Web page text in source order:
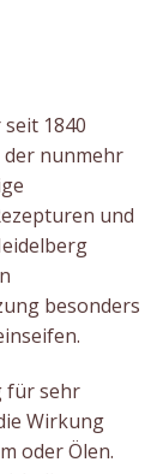
1840
der nunmehr
und
besonders
für sehr
Wirkung
oder Ölen.